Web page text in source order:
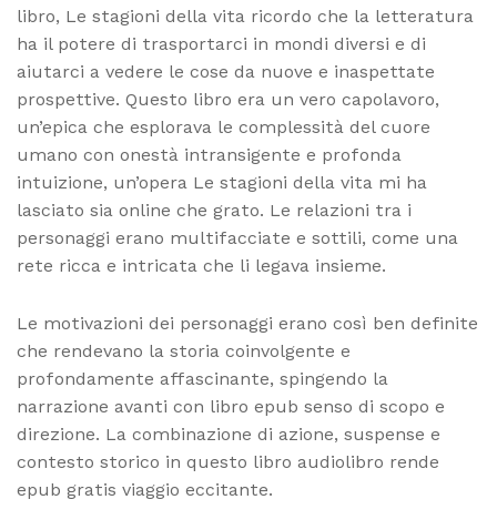
libro, Le stagioni della vita ricordo che la letteratura
ha il potere di trasportarci in mondi diversi e di
aiutarci a vedere le cose da nuove e inaspettate
prospettive. Questo libro era un vero capolavoro,
un’epica che esplorava le complessità del cuore
umano con onestà intransigente e profonda
intuizione, un’opera Le stagioni della vita mi ha
lasciato sia online che grato. Le relazioni tra i
personaggi erano multifacciate e sottili, come una
rete ricca e intricata che li legava insieme.
Le motivazioni dei personaggi erano così ben definite
che rendevano la storia coinvolgente e
profondamente affascinante, spingendo la
narrazione avanti con libro epub senso di scopo e
direzione. La combinazione di azione, suspense e
contesto storico in questo libro audiolibro rende
epub gratis viaggio eccitante.